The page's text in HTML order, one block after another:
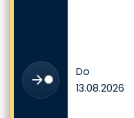
Do
13.08.2026